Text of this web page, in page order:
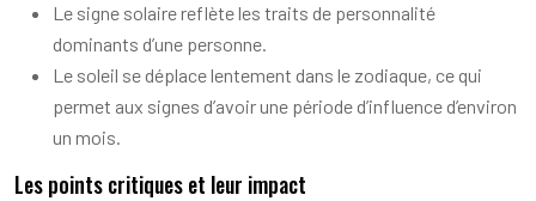
Le signe solaire reflète les traits de personnalité
dominants d’une personne.
Le soleil se déplace lentement dans le zodiaque, ce qui
permet aux signes d’avoir une période d’influence d’environ
un mois.
Les points critiques et leur impact